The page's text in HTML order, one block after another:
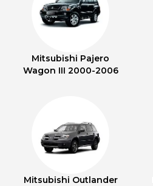
Mitsubishi Pajero
Wagon III 2000-2006
Mitsubishi Outlander